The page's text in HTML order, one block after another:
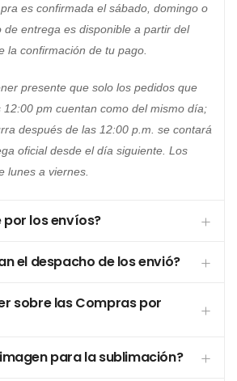
es confirmada el sábado, domingo o
de entrega es disponible a partir del
la confirmación de tu pago.
presente que solo los pedidos que
pm cuentan como del mismo día;
después de las 12:00 p.m. se contará
oficial desde el día siguiente. Los
lunes a viernes.
los envíos?
el despacho de los envió?
sobre las Compras por
para la sublimación?